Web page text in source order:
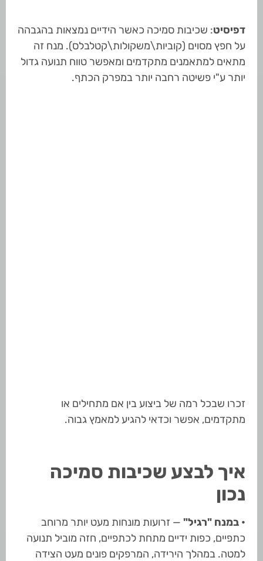
דפיסיט: שכיבות סמיכה כאשר הידיים נמצאות בהגבהה
על חפץ מסוים (קוביות\משקולות\קטלבלס). מנח זה
מתאים למתאמנים מתקדמים ומאפשר טווח תנועה גדול
יותר ע"י פשיטה רחבה יותר במפרק הכתף.
זכרו שבכל רמה של ביצוע בין אם מתחילים או
מתקדמים, אפשר וכדאי להגיע למאמץ גבוה.
איך לבצע שכיבות סמיכה
נכון
• במנח "רגיל" — זרועות מונחות מעט יותר מרוחב
כתפיים, כפות ידיים מתחת לכתפיים, חזה מוביל תנועה
למטה. במהלך הירידה, המרפקים פונים מעט הצידה